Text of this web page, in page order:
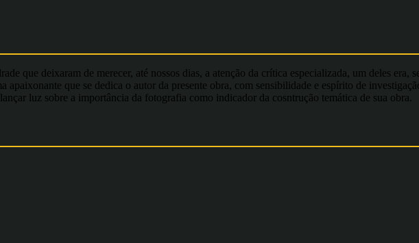
que deixaram de merecer, até nossos dias, a atenção da crítica especializada, um deles era,
apaixonante que se dedica o autor da presente obra, com sensibilidade e espírito de
luz sobre a importância da fotografia como indicador da cosntrução temática de sua obra.